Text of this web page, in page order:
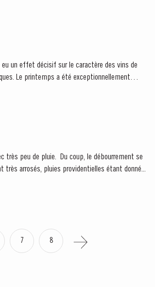
un effet décisif sur le caractère des vins de
Le printemps a été exceptionnellement
le débourrement se
très arrosés, pluies providentielles étant donné...
7 8